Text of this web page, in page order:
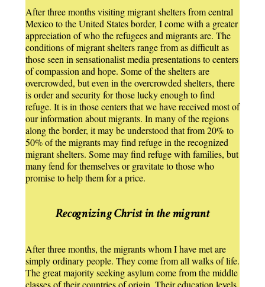
After three months visiting migrant shelters from central
Mexico to the United States border, I come with a greater
appreciation of who the refugees and migrants are. The
conditions of migrant shelters range from as difficult as
those seen in sensationalist media presentations to centers
of compassion and hope. Some of the shelters are
overcrowded, but even in the overcrowded shelters, there
is order and security for those lucky enough to find
refuge. It is in those centers that we have received most of
our information about migrants. In many of the regions
along the border, it may be understood that from 20% to
50% of the migrants may find refuge in the recognized
migrant shelters. Some may find refuge with families, but
many fend for themselves or gravitate to those who
promise to help them for a price.
Recognizing Christ in the migrant
After three months, the migrants whom I have met are
simply ordinary people. They come from all walks of life.
The great majority seeking asylum come from the middle
classes of their countries of origin. Their education levels